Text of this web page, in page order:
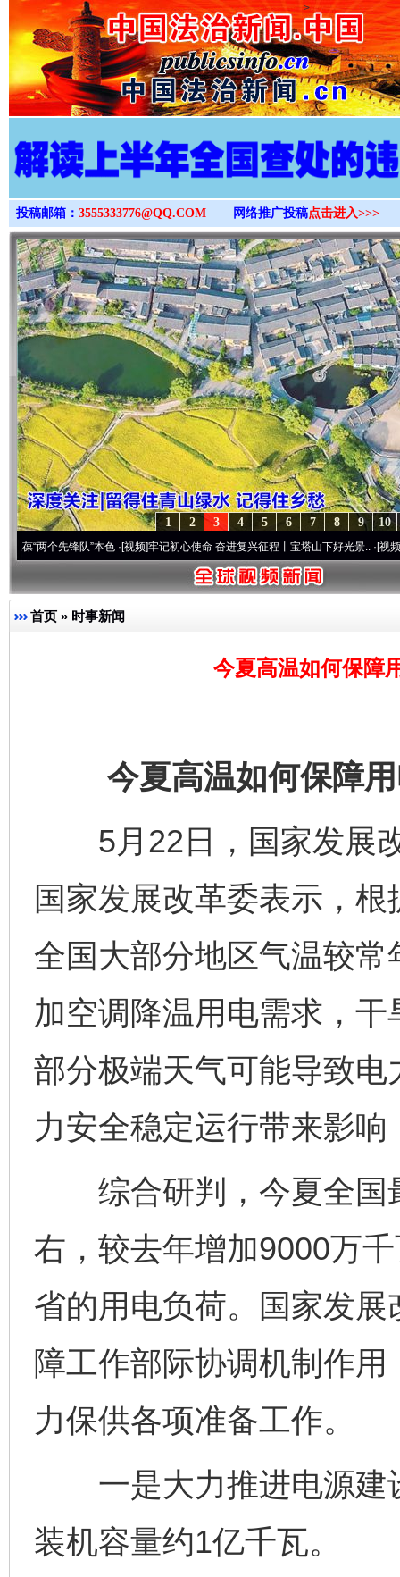
>
投稿邮箱： 3555333776@QQ.COM 网络推广投稿点击进入>>>
10
9
8
7
6
5
4
3
2
1
先锋队”本色·[视频]牢记初心使命 奋进复兴征程丨宝塔山下好光景..·[视频]因党而生
首页 » 时事新闻
今夏高温如何保障
今夏高温如何保障用
5月22日，国家发展改
国家发展改革委表示，
全国大部分地区气温较
加空调降温用电需求，
部分极端天气可能导致
力安全稳定运行带来影
综合研判，今夏全国
右，较去年增加9000万
省的用电负荷。国家发
障工作部际协调机制作
力保供各项准备工作。
一是大力推进电源建
装机容量约1亿千瓦。